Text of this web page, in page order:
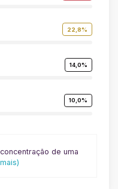
22,8%
14,0%
10,0%
de uma